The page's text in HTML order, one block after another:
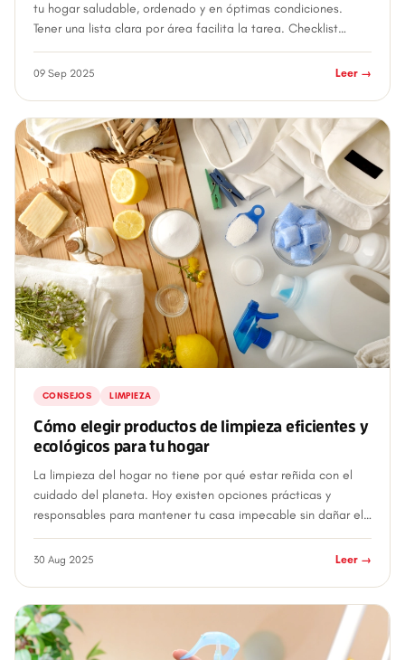
tu hogar saludable, ordenado y en óptimas condiciones.
Tener una lista clara por área facilita la tarea. Checklist
básico por zona: Cocina: Li...
09 Sep 2025 Leer →
CONSEJOS LIMPIEZA
Cómo elegir productos de limpieza eficientes y
ecológicos para tu hogar
La limpieza del hogar no tiene por qué estar reñida con el
cuidado del planeta. Hoy existen opciones prácticas y
responsables para mantener tu casa impecable sin dañar el
medio ambiente. Consejos clav...
30 Aug 2025 Leer →